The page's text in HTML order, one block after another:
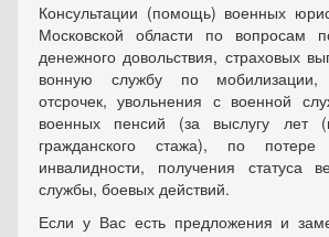
Консультации (помощь) военных
Московской области по вопросам
денежного довольствия, страховых
вонную службу по мобилизации,
отсрочек, увольнения с военной
военных пенсий (за выслугу лет
гражданского стажа), по
инвалидности, получения статуса
службы, боевых действий.
Если у Вас есть предложения и